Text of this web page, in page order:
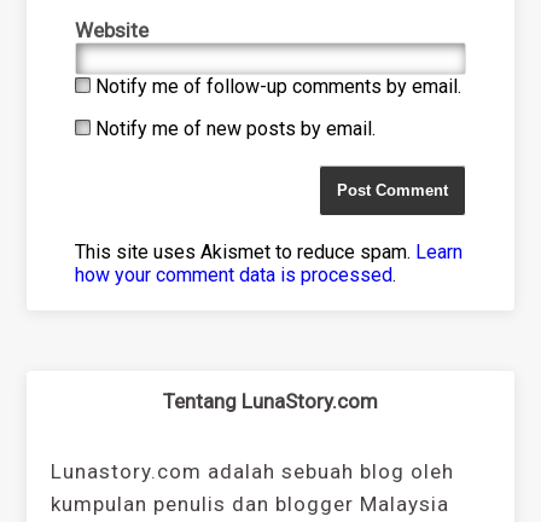
Website
Notify me of follow-up comments by email.
Notify me of new posts by email.
This site uses Akismet to reduce spam. Learn
how your comment data is processed.
Tentang LunaStory.com
Lunastory.com adalah sebuah blog oleh
kumpulan penulis dan blogger Malaysia